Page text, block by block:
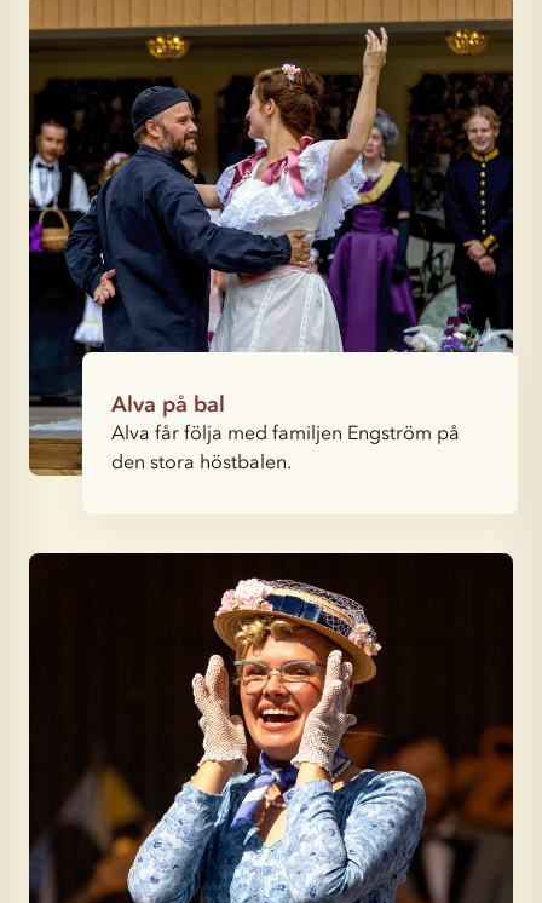
Alva på bal
Alva får följa med familjen Engström på
den stora höstbalen.